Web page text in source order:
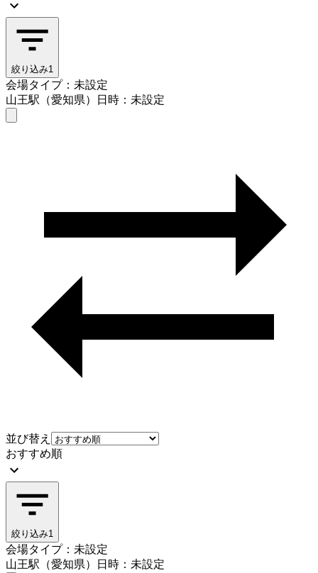
絞り込み1
会場タイプ：未設定
山王駅（愛知県）
日時：未設定
並び替え
おすすめ順
絞り込み1
会場タイプ：未設定
山王駅（愛知県）
日時：未設定